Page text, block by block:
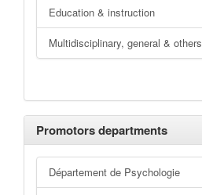
Education & instruction
Multidisciplinary, general & others
Promotors departments
Département de Psychologie